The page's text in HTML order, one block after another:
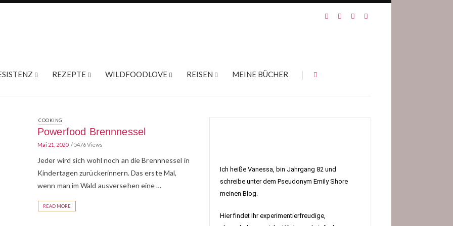
REZEPTE WILDFOODLOVE REISEN MEINE BÜCHER
COOKING
Powerfood Brennnessel
Mai 21, 2020 5476 Views
Jeder wird sich wohl noch an die Brennnessel in
Kindertagen zurückerinnern. Das erste Mal,
wenn man im Wald ausversehen eine …
READ MORE
Ich heiße Vanessa, bin Jahrgang 82 und
schreibe unter dem Pseudonym Emily Shore
meinen Blog.
Hier findet Ihr experimentierfreudige,